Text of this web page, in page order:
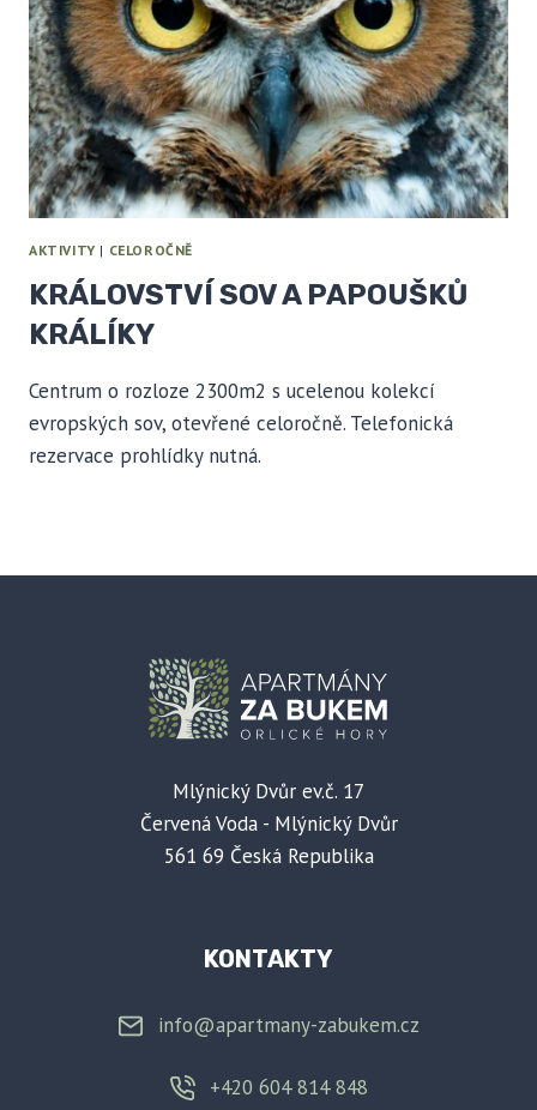
AKTIVITY | CELOROČNĚ
KRÁLOVSTVÍ SOV A PAPOUŠKŮ
KRÁLÍKY
Centrum o rozloze 2300m2 s ucelenou kolekcí
evropských sov, otevřené celoročně. Telefonická
rezervace prohlídky nutná.
Mlýnický Dvůr ev.č. 17
Červená Voda - Mlýnický Dvůr
561 69 Česká Republika
KONTAKTY
info@apartmany-zabukem.cz
+420 604 814 848